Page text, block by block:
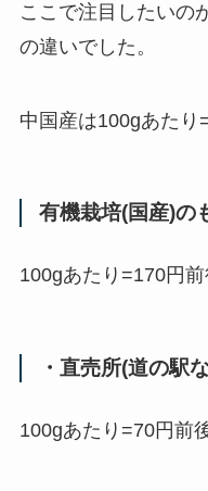
ここで注目したいの
の違いでした。
中国産は100gあたり
有機栽培(国産)の
100gあたり =170円
・直売所(道の駅
100gあたり =70円前